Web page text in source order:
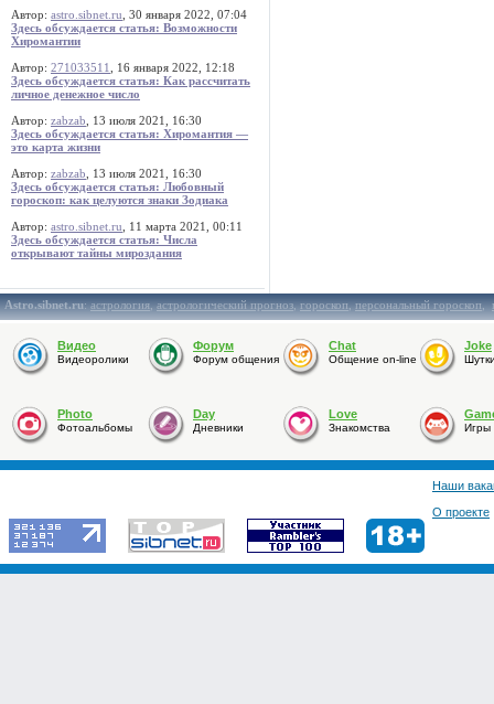
Автор: astro.sibnet.ru , 30 января 2022, 07:04
Здесь обсуждается статья: Возможности
Хиромантии
Автор: 271033511
, 16 января 2022, 12:18
Здесь обсуждается статья: Как рассчитать
личное денежное число
Автор: zabzab , 13 июля 2021, 16:30
Здесь обсуждается статья: Хиромантия —
это карта жизни
Автор: zabzab , 13 июля 2021, 16:30
Здесь обсуждается статья: Любовный
гороскоп: как целуются знаки Зодиака
Автор: astro.sibnet.ru , 11 марта 2021, 00:11
Здесь обсуждается статья: Числа
открывают тайны мироздания
Astro.sibnet.ru:астрология,астрологический прогноз,гороскоп,персональный гороскоп,
Видео
Видеоролики
Форум
Форум общения
Chat
Общение on-line
Joke
Photo
Фотоальбомы
Day
Дневники
Love
Знакомства Игры
Наши
О проекте